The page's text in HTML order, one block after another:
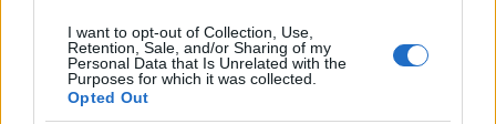
I want to opt-out of Collection, Use,
Retention, Sale, and/or Sharing of my
Personal Data that Is Unrelated with the
Purposes for which it was collected.
Opted Out
rappresenta poi una carta da giocare (o
perlomeno da prendere in seria considerazione)
anche per ilpopolo dei bond-holder